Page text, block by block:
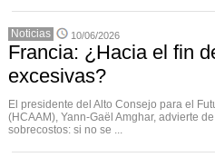
Noticias 10/06/2026
Francia: ¿Hacia el fin
excesivas?
El presidente del Alto Consejo para el
(HCAAM), Yann-Gaël Amghar, advierte
sobrecostos: si no se ...